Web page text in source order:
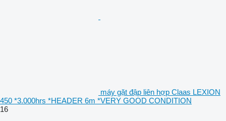
máy gặt đập liên hợp Claas LEXION
450 *3.000hrs *HEADER 6m *VERY GOOD CONDITION
16